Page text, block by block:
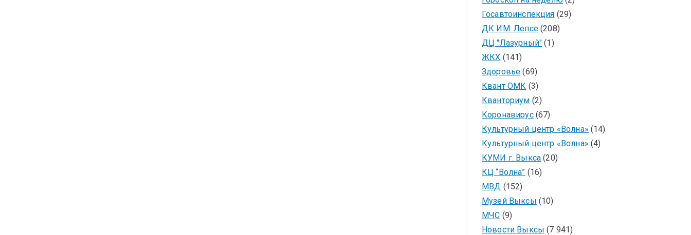
Госавтоинспекция (29)
ДК ИМ. Лепсе(208)
ДЦ "Лазурный" (1)
ЖКХ (141)
Здоровье (69)
Квант ОМК (3)
Кванториум (2)
Коронавирус(67)
Культурный центр «Волна» (14)
Культурный центр «Волна» (4)
КУМИ г. Выкса (20)
КЦ “Волна” (16)
МВД (152)
Музей Выксы (10)
МЧС (9)
Новости Выксы (7 941)